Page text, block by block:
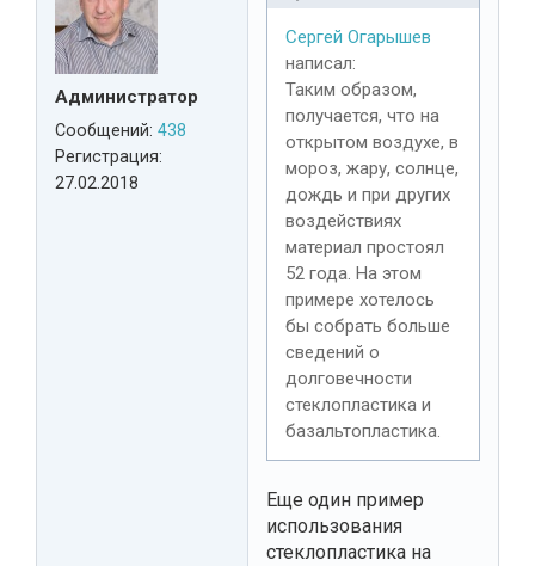
Администратор
Сообщений: 438
Регистрация:
27.02.2018
Сергей Огарышев
написал:
Таким образом,
получается, что на
открытом воздухе, в
мороз, жару, солнце,
дождь и при других
воздействиях
материал простоял
52 года. На этом
примере хотелось
бы собрать больше
сведений о
долговечности
стеклопластика и
базальтопластика.
Еще один пример
использования
стеклопластика на